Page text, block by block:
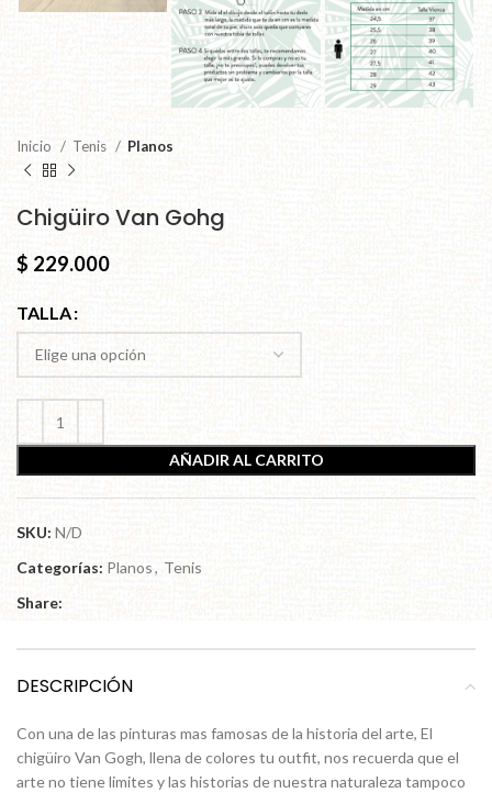
Inicio Tenis Planos
Chigüiro Van Gohg
$ 229.000
TALLA
AÑADIR AL CARRITO
SKU: N/D
Categorías: Planos, Tenis
Share:
DESCRIPCIÓN
Con una de las pinturas mas famosas de la historia del arte, El
chigüiro Van Gogh, llena de colores tu outfit, nos recuerda que el
arte no tiene limites y las historias de nuestra naturaleza tampoco